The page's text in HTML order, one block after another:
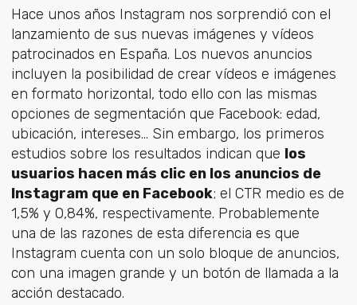
Hace unos años Instagram nos sorprendió con el
lanzamiento de sus nuevas imágenes y vídeos
patrocinados en España. Los nuevos anuncios
incluyen la posibilidad de crear vídeos e imágenes
en formato horizontal, todo ello con las mismas
opciones de segmentación que Facebook: edad,
ubicación, intereses… Sin embargo, los primeros
estudios sobre los resultados indican que los
usuarios hacen más clic en los anuncios de
Instagram que en Facebook; el CTR medio es de
1,5% y 0,84%, respectivamente. Probablemente
una de las razones de esta diferencia es que
Instagram cuenta con un solo bloque de anuncios,
con una imagen grande y un botón de llamada a la
acción destacado.